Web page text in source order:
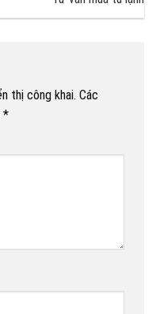
thị công khai. Các
*